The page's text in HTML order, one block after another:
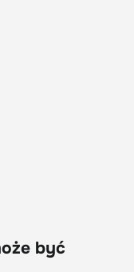
być